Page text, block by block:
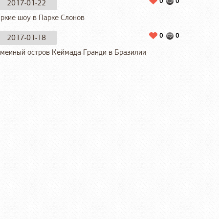
2017-01-22
шоу в Парке Слонов
2017-01-18 0
0
остров Кеймада-Гранди в Бразилии